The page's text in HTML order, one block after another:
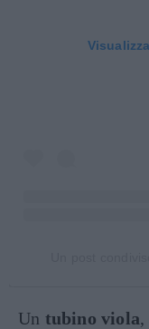
Un tubino viola,